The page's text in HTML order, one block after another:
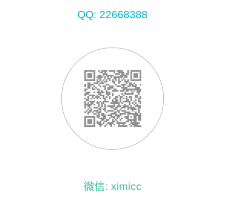
QQ: 22668388
微信: ximicc